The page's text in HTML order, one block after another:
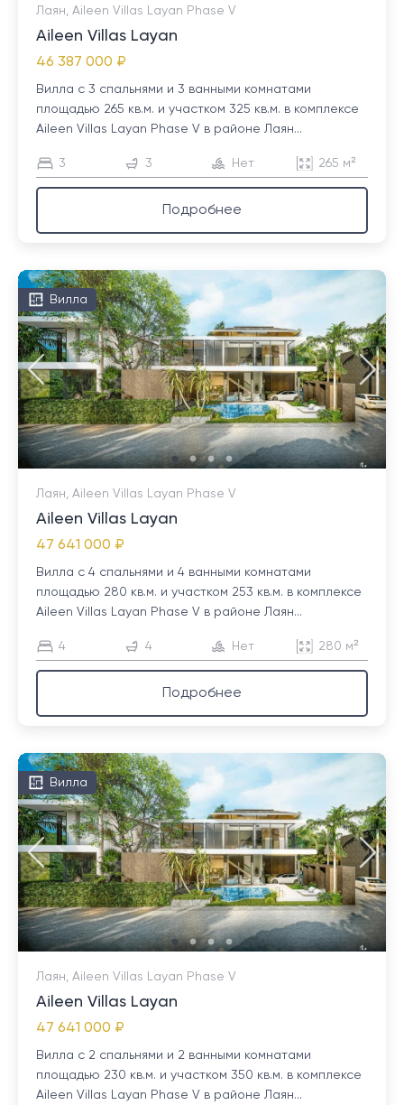
Лаян, Aileen Villas Layan Phase V
Aileen Villas Layan
46 387 000 ₽
Вилла с 3 спальнями и 3 ванными комнатами
площадью 265 кв.м. и участком 325 кв.м. в комплексе
Aileen Villas Layan Phase V в районе Лаян...
3 3 Нет 265 м²
Подробнее
Вилла
Лаян, Aileen Villas Layan Phase V
Aileen Villas Layan
47 641 000 ₽
Вилла с 4 спальнями и 4 ванными комнатами
площадью 280 кв.м. и участком 253 кв.м. в комплексе
Aileen Villas Layan Phase V в районе Лаян...
4 4 Нет 280 м²
Подробнее
Вилла
Лаян, Aileen Villas Layan Phase V
Aileen Villas Layan
47 641 000 ₽
Вилла с 2 спальнями и 2 ванными комнатами
площадью 230 кв.м. и участком 350 кв.м. в комплексе
Aileen Villas Layan Phase V в районе Лаян...